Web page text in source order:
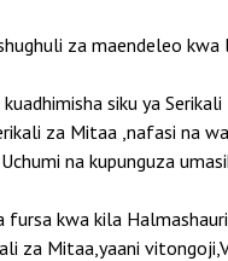
za maendeleo
siku ya
za Mitaa ,nafasi na
na kupunguza
kwa kila
za Mitaa,yaani